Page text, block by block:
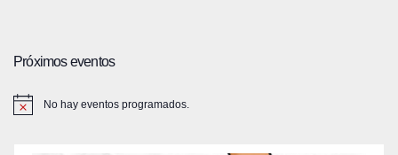
Próximos eventos
No hay eventos programados.